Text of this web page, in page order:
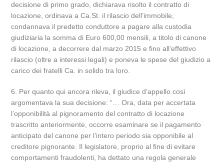
decisione di primo grado, dichiarava risolto il contratto di
locazione, ordinava a Ca.St. il rilascio dell’immobile,
condannava il predetto conduttore a pagare alla custodia
giudiziaria la somma di Euro 600,00 mensili, a titolo di canone
di locazione, a decorrere dal marzo 2015 e fino all’effettivo
rilascio (oltre a interessi legali) e poneva le spese del giudizio a
carico dei fratelli Ca. in solido tra loro.
6. Per quanto qui ancora rileva, il giudice d’appello così
argomentava la sua decisione: “… Ora, data per accertata
l’opponibilità al pignoramento del contratto di locazione
trascritto anteriormente, occorre esaminare se il pagamento
anticipato del canone per l’intero periodo sia opponibile al
creditore pignorante. Il legislatore, proprio al fine di evitare
comportamenti fraudolenti, ha dettato una regola generale